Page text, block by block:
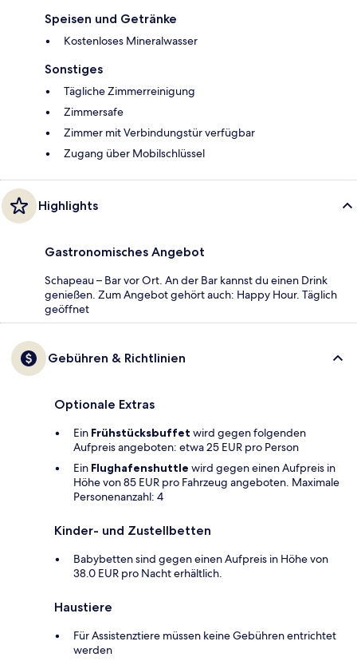
Speisen und Getränke
Kostenloses Mineralwasser
Sonstiges
Tägliche Zimmerreinigung
Zimmersafe
Zimmer mit Verbindungstür verfügbar
Zugang über Mobilschlüssel
Highlights
Gastronomisches Angebot
Schapeau – Bar vor Ort. An der Bar kannst du einen Drink
genießen. Zum Angebot gehört auch: Happy Hour. Täglich
geöffnet
Gebühren & Richtlinien
Optionale Extras
Ein Frühstücksbuffet wird gegen folgenden
Aufpreis angeboten: etwa 25 EUR pro Person
Ein Flughafenshuttle wird gegen einen Aufpreis in
Höhe von 85 EUR pro Fahrzeug angeboten. Maximale
Personenanzahl: 4
Kinder- und Zustellbetten
Babybetten sind gegen einen Aufpreis in Höhe von
38.0 EUR pro Nacht erhältlich.
Haustiere
Für Assistenztiere müssen keine Gebühren entrichtet
werden